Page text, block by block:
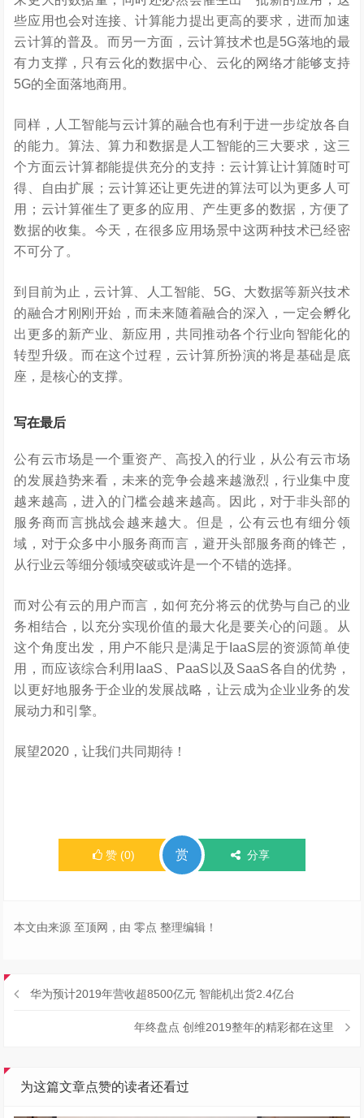
些应用也会对连接、计算能力提出更高的要求，进而加速
云计算的普及。而另一方面，云计算技术也是5G落地的最
有力支撑，只有云化的数据中心、云化的网络才能够支持
5G的全面落地商用。
同样，人工智能与云计算的融合也有利于进一步绽放各自
的能力。算法、算力和数据是人工智能的三大要求，这三
个方面云计算都能提供充分的支持：云计算让计算随时可
得、自由扩展；云计算还让更先进的算法可以为更多人可
用；云计算催生了更多的应用、产生更多的数据，方便了
数据的收集。今天，在很多应用场景中这两种技术已经密
不可分了。
到目前为止，云计算、人工智能、5G、大数据等新兴技术
的融合才刚刚开始，而未来随着融合的深入，一定会孵化
出更多的新产业、新应用，共同推动各个行业向智能化的
转型升级。而在这个过程，云计算所扮演的将是基础是底
座，是核心的支撑。
写在最后
公有云市场是一个重资产、高投入的行业，从公有云市场
的发展趋势来看，未来的竞争会越来越激烈，行业集中度
越来越高，进入的门槛会越来越高。因此，对于非头部的
服务商而言挑战会越来越大。但是，公有云也有细分领
域，对于众多中小服务商而言，避开头部服务商的锋芒，
从行业云等细分领域突破或许是一个不错的选择。
而对公有云的用户而言，如何充分将云的优势与自己的业
务相结合，以充分实现价值的最大化是要关心的问题。从
这个角度出发，用户不能只是满足于IaaS层的资源简单使
用，而应该综合利用IaaS、PaaS以及SaaS各自的优势，
以更好地服务于企业的发展战略，让云成为企业业务的发
展动力和引擎。
展望2020，让我们共同期待！
赞 (0) 赏 分享
本文由来源 至顶网，由 零点 整理编辑！
华为预计2019年营收超8500亿元 智能机出货2.4亿台
年终盘点 创维2019整年的精彩都在这里
为这篇文章点赞的读者还看过